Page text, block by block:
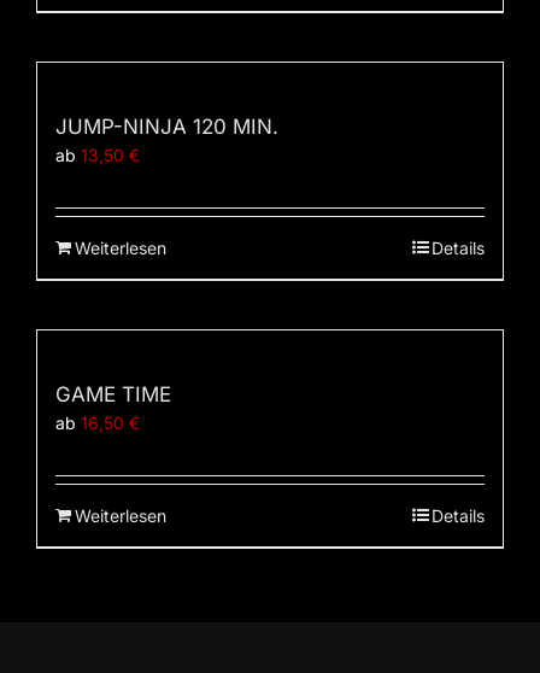
JUMP-NINJA 120 MIN.
ab 13,50 €
Weiterlesen Details
GAME TIME
ab 16,50 €
Weiterlesen Details